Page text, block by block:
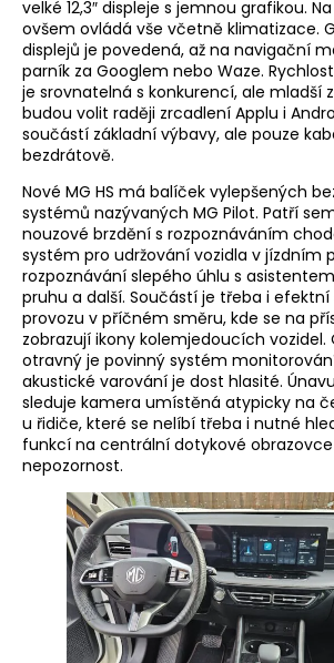
velké 12,3″ displeje s jemnou grafikou.
ovšem ovládá vše včetně klimatizace.
displejů je povedená, až na navigační
parník za Googlem nebo Waze.
je srovnatelná s konkurencí, ale mladší
budou volit raději zrcadlení Applu i
součástí základní výbavy, ale pouze
bezdrátově.
Nové MG HS má balíček vylepšených
systémů nazývaných MG Pilot. Patří
nouzové brzdění s rozpoznáváním
systém pro udržování vozidla v jízdním
rozpoznávání slepého úhlu s
pruhu a další. Součástí je třeba i
provozu v příčném směru, kde se na
zobrazují ikony kolemjedoucích vozidel.
otravný je povinný systém
akustické varování je dost hlasité.
sleduje kamera umístěná atypicky na
u řidiče, které se nelíbí třeba i nutné
funkcí na centrální dotykové
nepozornost.